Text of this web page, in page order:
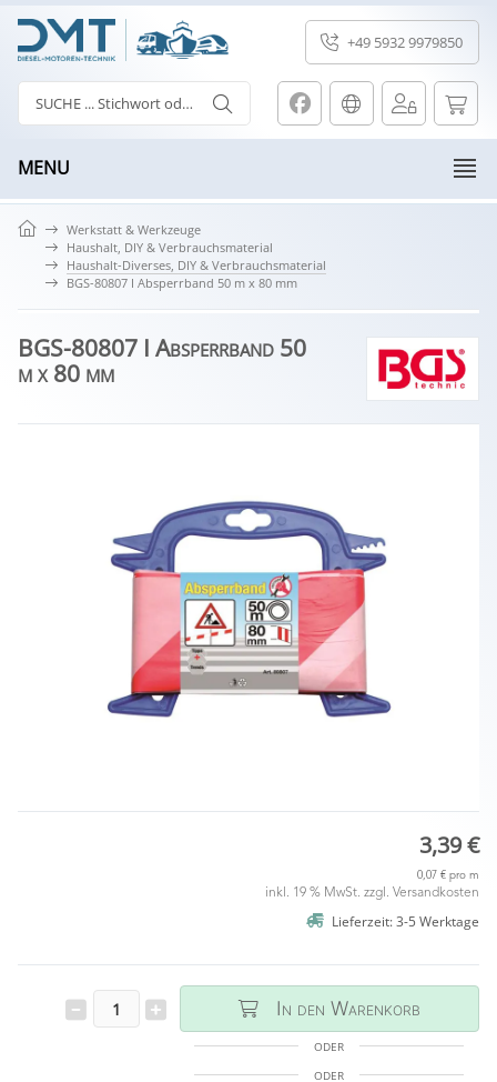
+49 5932 9979850
MENU
Werkstatt & Werkzeuge
Haushalt, DIY & Verbrauchsmaterial
Haushalt-Diverses, DIY & Verbrauchsmaterial
BGS-80807 I Absperrband 50 m x 80 mm
BGS-80807 I Absperrband 50
m x 80 mm
3,39 €
0,07 € pro m
inkl. 19 % MwSt. zzgl. Versandkosten
Lieferzeit: 3-5 Werktage
In den Warenkorb
ODER
ODER